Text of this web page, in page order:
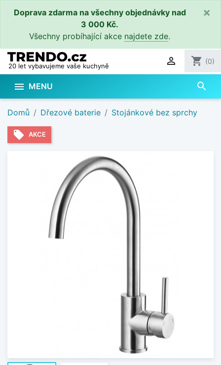
Doprava zdarma na všechny objednávky nad
3 000 Kč.
Všechny probíhající akce najdete zde.
×
20 let vybavujeme vaše kuchyně  shopping_cart (0)
 MENU search
Domů Dřezové baterie Stojánkové bez sprchy
local_offer AKCE